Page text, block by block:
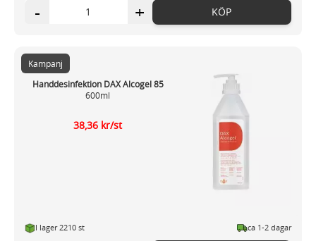
- + KÖP
Handdesinfektion DAX Alcogel 85
600ml
Kampanj
38,36 kr/st
I lager 2210 st ca 1-2 dagar